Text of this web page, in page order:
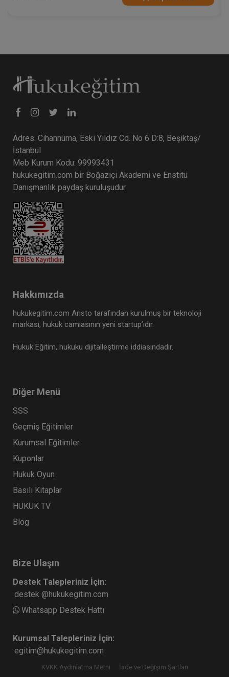
Adres: Cihannüma, Eski Yıldız Cd. No 6 D:8, Beşiktaş/
İstanbul
Meb Kurum Kodu: 99993431
hukukegitim.com bir Boğaziçi Akademi ve Enstitü
Danışmanlık paydaş kuruluşudur.
Hakkımızda
hukukegitim.com Aristo tarafından kurulmuş bir teknoloji
markası, hukuk camiasının yeni startup’ıdır.
Hukuk Eğitim, hukuku dijitalleştirme iddiasındadır.
Diğer Menü
SSS
Geçmiş Eğitimler
Kurumsal Eğitimler
Kuponlar
Hukuk Oyun
Basılı Kitaplar
HUKUK TV
Blog
Bize Ulaşın
Destek Talepleriniz İçin:
destek @hukukegitim.com
Whatsapp Destek Hattı
Kurumsal Talepleriniz İçin:
egitim@hukukegitim.com
KVKK Aydınlatma Metni İade ve Değişim Şartları